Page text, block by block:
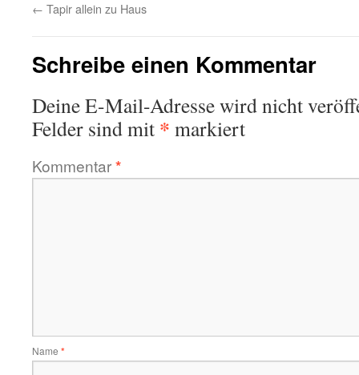
← Tapir allein zu Haus
Schreibe einen Kommentar
Deine E-Mail-Adresse wird nicht
Felder sind mit * markiert
Kommentar*
Name *